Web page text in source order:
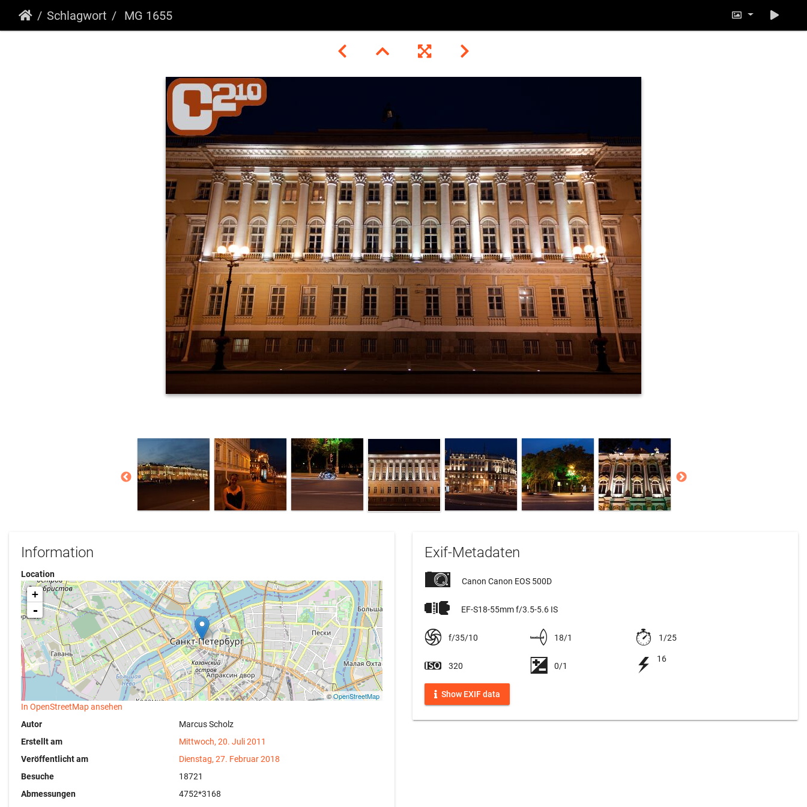
Schlagwort MG 1655
Information
Location
+
-
©OpenStreetMap
In OpenStreetMap ansehen
Autor
Marcus Scholz
Erstellt am
Mittwoch, 20. Juli 2011
Veröffentlicht am
Dienstag, 27. Februar 2018
Besuche
18721
Abmessungen
4752*3168
Exif-Metadaten
Canon Canon EOS 500D
EF-S18-55mm f/3.5-5.6 IS
f/35/10 18/1 1/25
320 0/1
16
Show EXIF data